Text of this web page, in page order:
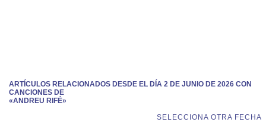
ARTÍCULOS RELACIONADOS DESDE EL DÍA 2 DE JUNIO DE 2026 CON
CANCIONES DE
«ANDREU RIFÉ»
SELECCIONA OTRA FECHA